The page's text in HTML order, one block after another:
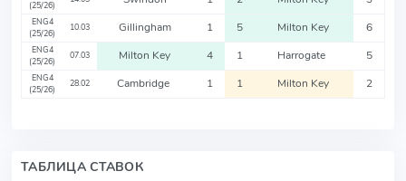
(25/26)
ENG4
(25/26)
10.03 Gillingham 1 5 Milton Key 6
ENG4
(25/26)
07.03 Milton Key 4 1 Harrogate 5
ENG4
(25/26)
28.02 Cambridge 1 1 Milton Key 2
ТАБЛИЦА СТАВОК